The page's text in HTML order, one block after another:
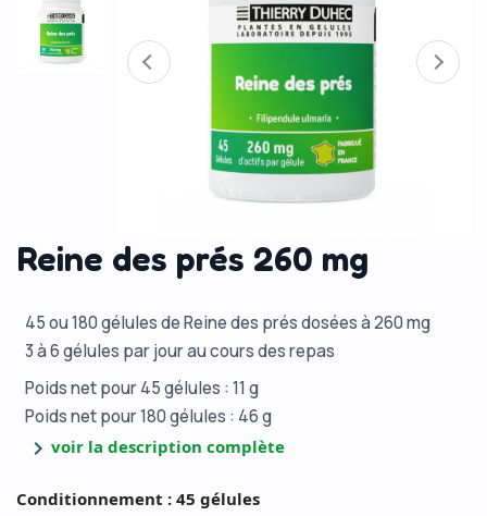
Reine des prés 260 mg
45 ou 180 gélules de Reine des prés dosées à 260 mg
3 à 6 gélules par jour au cours des repas
Poids net pour 45 gélules : 11 g
Poids net pour 180 gélules : 46 g
chevron_right voir la description complète
Conditionnement : 45 gélules